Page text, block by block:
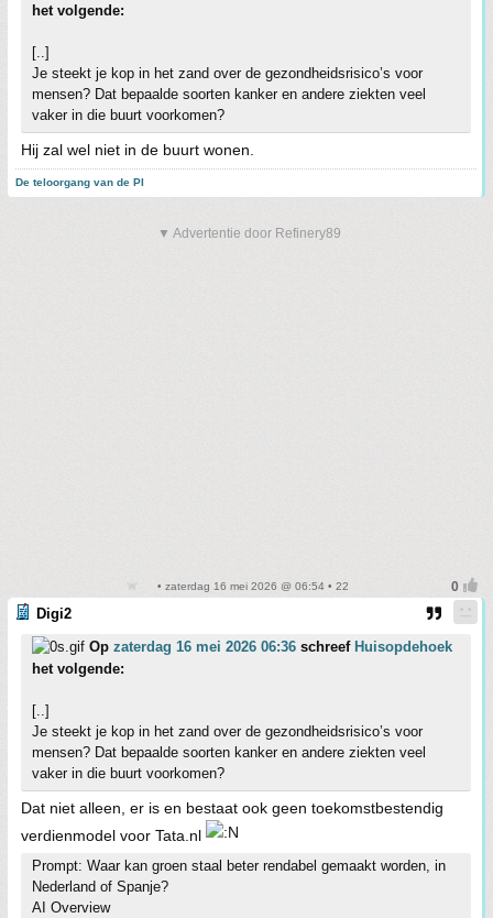
het volgende:
[..]
Je steekt je kop in het zand over de gezondheidsrisico’s voor
mensen? Dat bepaalde soorten kanker en andere ziekten veel
vaker in die buurt voorkomen?
Hij zal wel niet in de buurt wonen.
De teloorgang van de PI
▼ Advertentie door Refinery89
• zaterdag 16 mei 2026 @ 06:54 • 22
Digi2
Op zaterdag 16 mei 2026 06:36 schreef Huisopdehoek
het volgende:
[..]
Je steekt je kop in het zand over de gezondheidsrisico’s voor
mensen? Dat bepaalde soorten kanker en andere ziekten veel
vaker in die buurt voorkomen?
Dat niet alleen, er is en bestaat ook geen toekomstbestendig
verdienmodel voor Tata.nl
Prompt: Waar kan groen staal beter rendabel gemaakt worden, in
Nederland of Spanje?
AI Overview